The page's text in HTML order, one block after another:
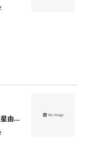
「新版舞台之姿絵」三世坂東寿三郎 大星由良之助